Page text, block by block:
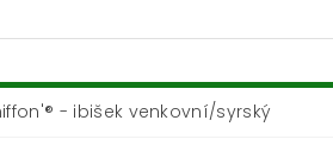
- ibišek venkovní/syrský